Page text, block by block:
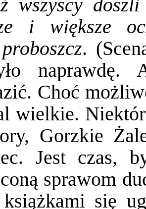
wszyscy
i większe
.
Choć
wielkie.
Gorzkie
Jest czas,
sprawom
się